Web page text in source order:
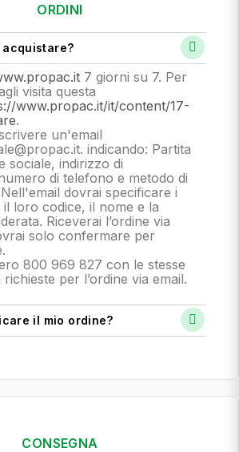
ORDINI
acquistare?
7 giorni su 7. Per
visita questa
www.propac.it/it/content/17-
.
un'email
. indicando: Partita
sociale, indirizzo di
di telefono e metodo di
Nell'email dovrai specificare i
loro codice, il nome e la
Riceverai l’ordine via
solo confermare per
800 969 827 con le stesse
per l’ordine via email.
il mio ordine?
CONSEGNA